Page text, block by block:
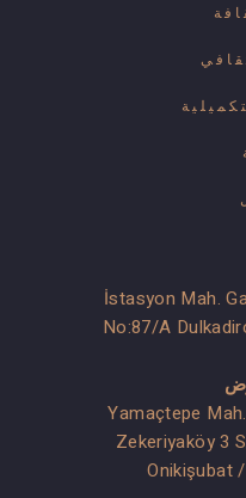
İstasyon Mah.
No:87/A
Yamaçtepe
Zekeriyaköy 3
Onikişubat